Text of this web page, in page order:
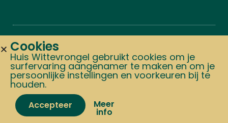
Copyright © 2024 Alle
rechten voorbehouden Huis
Wittevrongel,
Graphics: Studio.tiff
Website: Team Made
Zomerverlof van
tijdens deze periode versturen we geen
pakketten. Bestellen kan, verzending volgt
Cookies
Huis Wittevrongel gebruikt cookies om je
surfervaring aangenamer te maken en om je
persoonlijke instellingen en voorkeuren bij te
houden.
Accepteer Meer
info